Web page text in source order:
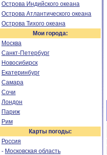
Острова Индийского океана
Острова Атлантического океана
Острова Тихого океана
Мои города:
Москва
Санкт-Петербург
Новосибирск
Екатеринбург
Самара
Сочи
Лондон
Париж
Рим
Карты погоды:
Россия
- Московская область